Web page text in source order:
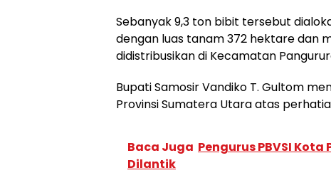
Sebanyak 9,3 ton bibit tersebut
dengan luas tanam 372 hektare dan
didistribusikan di Kecamatan
Bupati Samosir Vandiko T. Gultom
Provinsi Sumatera Utara atas
Baca Juga Pengurus PBVSI
Dilantik